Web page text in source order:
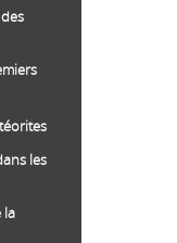
les
la